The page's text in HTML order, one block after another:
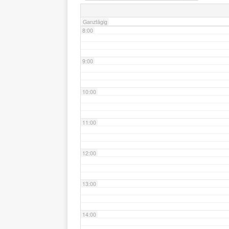
Ganztägig
8:00
9:00
10:00
11:00
12:00
13:00
14:00